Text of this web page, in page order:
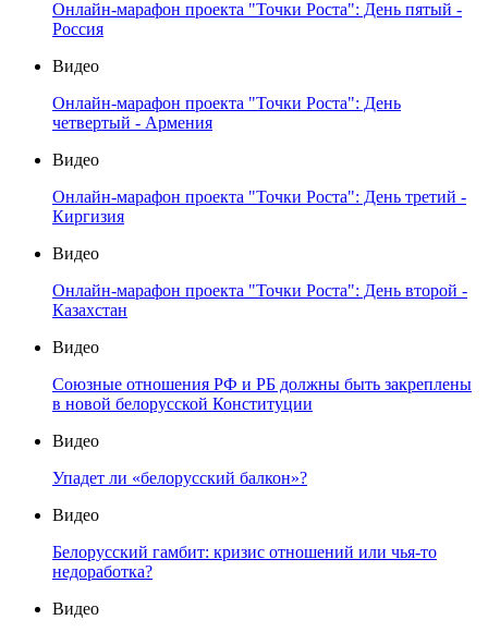
Онлайн-марафон проекта "Точки Роста": День пятый -
Россия
Видео
Онлайн-марафон проекта "Точки Роста": День
четвертый - Армения
Видео
Онлайн-марафон проекта "Точки Роста": День третий -
Киргизия
Видео
Онлайн-марафон проекта "Точки Роста": День второй -
Казахстан
Видео
Союзные отношения РФ и РБ должны быть закреплены
в новой белорусской Конституции
Видео
Упадет ли «белорусский балкон»?
Видео
Белорусский гамбит: кризис отношений или чья-то
недоработка?
Видео